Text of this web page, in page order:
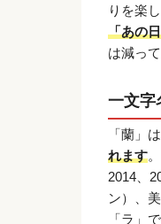
りを楽
「あの
は減っ
一文字
「蘭」は
れます
2014、
ン）、
「ラ」